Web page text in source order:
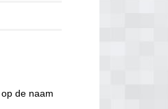
de naam